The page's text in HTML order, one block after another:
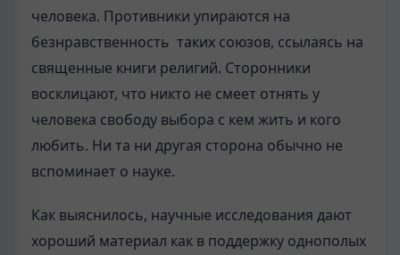
человека. Противники упираются на
безнравственность таких союзов, ссылаясь на
священные книги религий. Сторонники
восклицают, что никто не смеет отнять у
человека свободу выбора с кем жить и кого
любить. Ни та ни другая сторона обычно не
вспоминает о науке.
Как выяснилось, научные исследования дают
хороший материал как в поддержку однополых